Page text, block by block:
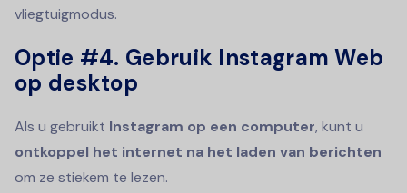
vliegtuigmodus.
Optie #4. Gebruik Instagram Web
op desktop
Als u gebruikt Instagram op een computer, kunt u
ontkoppel het internet na het laden van berichten
om ze stiekem te lezen.